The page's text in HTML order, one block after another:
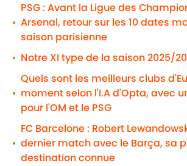
•
PSG : Avant la Ligue des
Arsenal, retour sur les 10 dates
saison parisienne
• Notre XI type de la saison 2025/
•
Quels sont les meilleurs clubs
moment selon l'I.A d'Opta, avec
pour l'OM et le PSG
•
FC Barcelone : Robert
dernier match avec le Barça, sa
destination connue